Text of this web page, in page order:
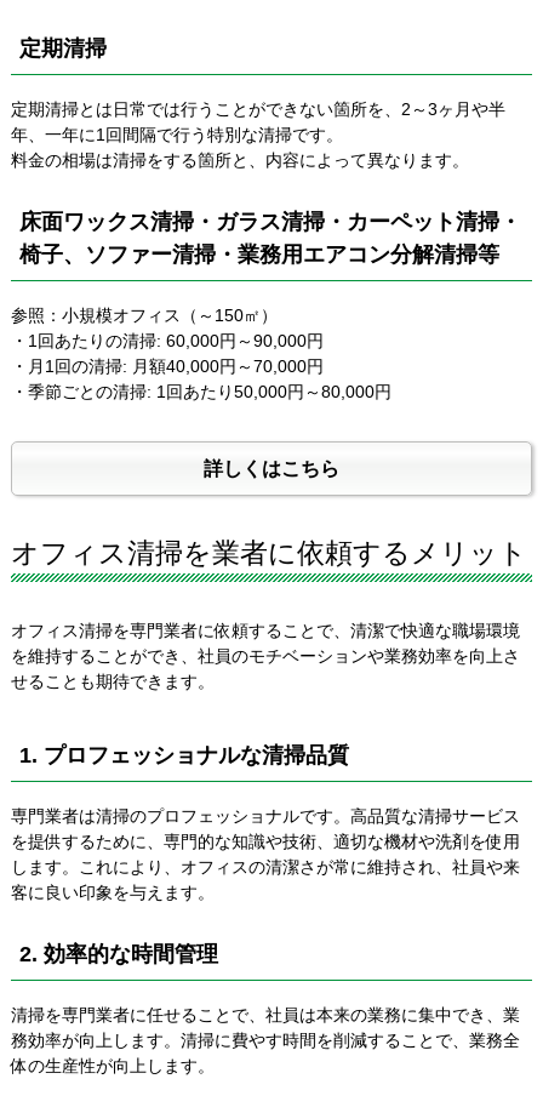
定期清掃
定期清掃とは日常では行うことができない箇所を、2～3ヶ月や半
年、一年に1回間隔で行う特別な清掃です。
料金の相場は清掃をする箇所と、内容によって異なります。
床面ワックス清掃・ガラス清掃・カーペット清掃・
椅子、ソファー清掃・業務用エアコン分解清掃等
参照：小規模オフィス（～150㎡）
・1回あたりの清掃: 60,000円～90,000円
・月1回の清掃: 月額40,000円～70,000円
・季節ごとの清掃: 1回あたり50,000円～80,000円
詳しくはこちら
オフィス清掃を業者に依頼するメリット
オフィス清掃を専門業者に依頼することで、清潔で快適な職場環境
を維持することができ、社員のモチベーションや業務効率を向上さ
せることも期待できます。
1. プロフェッショナルな清掃品質
専門業者は清掃のプロフェッショナルです。高品質な清掃サービス
を提供するために、専門的な知識や技術、適切な機材や洗剤を使用
します。これにより、オフィスの清潔さが常に維持され、社員や来
客に良い印象を与えます。
2. 効率的な時間管理
清掃を専門業者に任せることで、社員は本来の業務に集中でき、業
務効率が向上します。清掃に費やす時間を削減することで、業務全
体の生産性が向上します。